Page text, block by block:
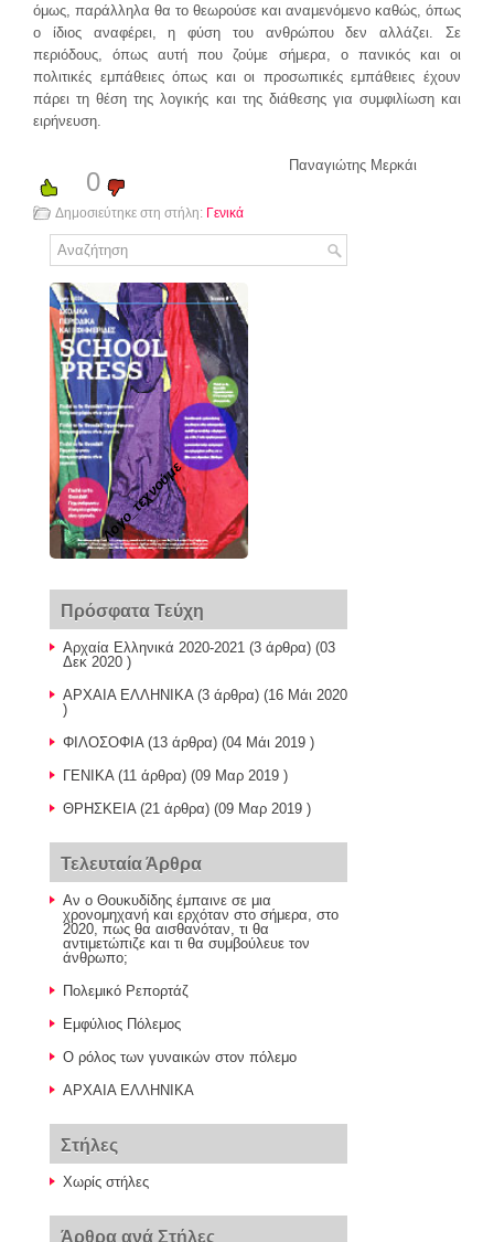
όμως, παράλληλα θα το θεωρούσε και αναμενόμενο καθώς, όπως
ο ίδιος αναφέρει, η φύση του ανθρώπου δεν αλλάζει. Σε
περιόδους, όπως αυτή που ζούμε σήμερα, ο πανικός και οι
πολιτικές εμπάθειες όπως και οι προσωπικές εμπάθειες έχουν
πάρει τη θέση της λογικής και της διάθεσης για συμφιλίωση και
ειρήνευση.
Παναγιώτης Μερκάι
0
Δημοσιεύτηκε στη στήλη: Γενικά
Λογο_τεχνούμε
Πρόσφατα Τεύχη
Αρχαία Ελληνικά 2020-2021 (3 άρθρα) (03
Δεκ 2020 )
ΑΡΧΑΙΑ ΕΛΛΗΝΙΚΑ (3 άρθρα) (16 Μάι 2020
)
ΦΙΛΟΣΟΦΙΑ (13 άρθρα) (04 Μάι 2019 )
ΓΕΝΙΚΑ (11 άρθρα) (09 Μαρ 2019 )
ΘΡΗΣΚΕΙΑ (21 άρθρα) (09 Μαρ 2019 )
Τελευταία Άρθρα
Αν ο Θουκυδίδης έμπαινε σε μια
χρονομηχανή και ερχόταν στο σήμερα, στο
2020, πως θα αισθανόταν, τι θα
αντιμετώπιζε και τι θα συμβούλευε τον
άνθρωπο;
Πολεμικό Ρεπορτάζ
Εμφύλιος Πόλεμος
Ο ρόλος των γυναικών στον πόλεμο
ΑΡΧΑΙΑ ΕΛΛΗΝΙΚΑ
Στήλες
Χωρίς στήλες
Άρθρα ανά Στήλες